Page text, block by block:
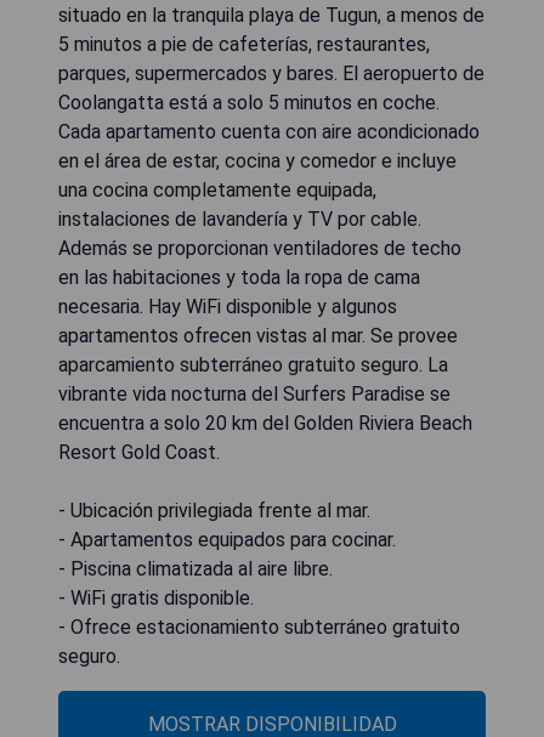
situado en la tranquila playa de Tugun, a menos de
5 minutos a pie de cafeterías, restaurantes,
parques, supermercados y bares. El aeropuerto de
Coolangatta está a solo 5 minutos en coche.
Cada apartamento cuenta con aire acondicionado
en el área de estar, cocina y comedor e incluye
una cocina completamente equipada,
instalaciones de lavandería y TV por cable.
Además se proporcionan ventiladores de techo
en las habitaciones y toda la ropa de cama
necesaria. Hay WiFi disponible y algunos
apartamentos ofrecen vistas al mar. Se provee
aparcamiento subterráneo gratuito seguro. La
vibrante vida nocturna del Surfers Paradise se
encuentra a solo 20 km del Golden Riviera Beach
Resort Gold Coast.
- Ubicación privilegiada frente al mar.
- Apartamentos equipados para cocinar.
- Piscina climatizada al aire libre.
- WiFi gratis disponible.
- Ofrece estacionamiento subterráneo gratuito
seguro.
MOSTRAR DISPONIBILIDAD